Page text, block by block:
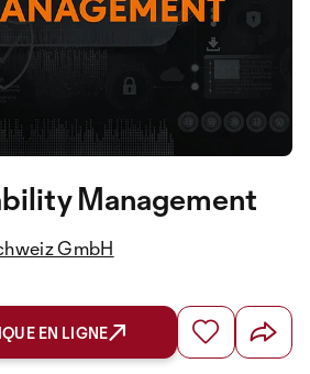
Management
GmbH
EN LIGNE